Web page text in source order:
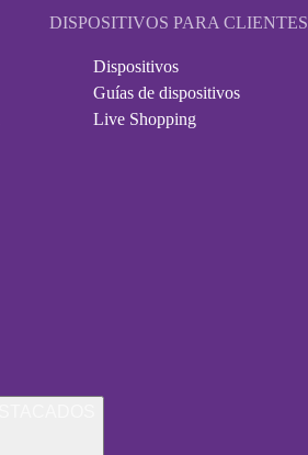
DISPOSITIVOS PARA CLIENTES
Dispositivos
Guías de dispositivos
Live Shopping